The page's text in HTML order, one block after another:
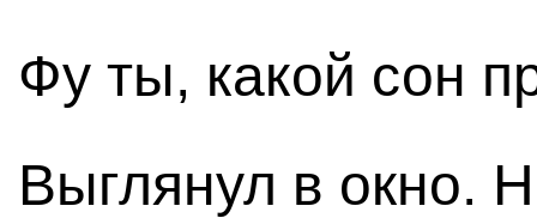
Фу ты, какой сон
Выглянул в окно.